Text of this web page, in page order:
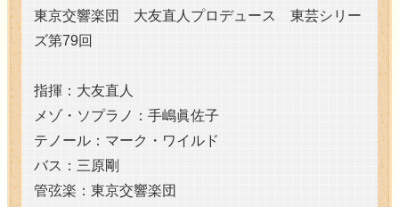
東京交響楽団 大友直人プロデュース 東芸シリー
ズ第79回
指揮：大友直人
メゾ・ソプラノ：手嶋眞佐子
テノール：マーク・ワイルド
バス：三原剛
管弦楽：東京交響楽団